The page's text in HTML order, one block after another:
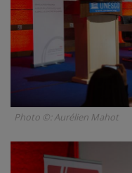
Photo ©: Aurélien Mahot